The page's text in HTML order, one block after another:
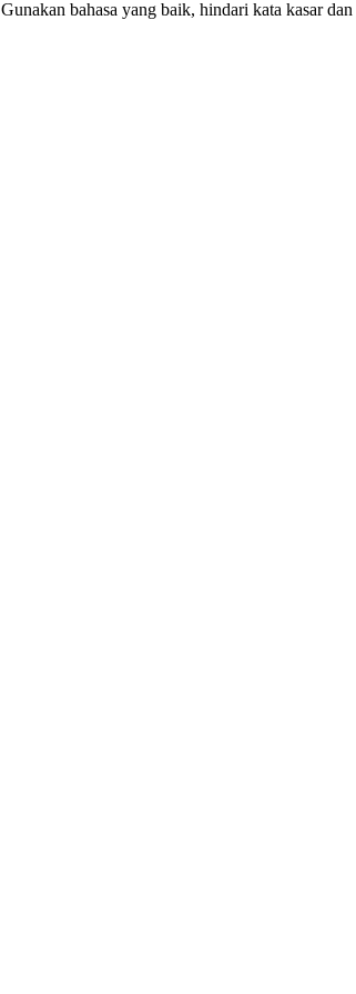
Gunakan bahasa yang baik, hindari kata kasar dan